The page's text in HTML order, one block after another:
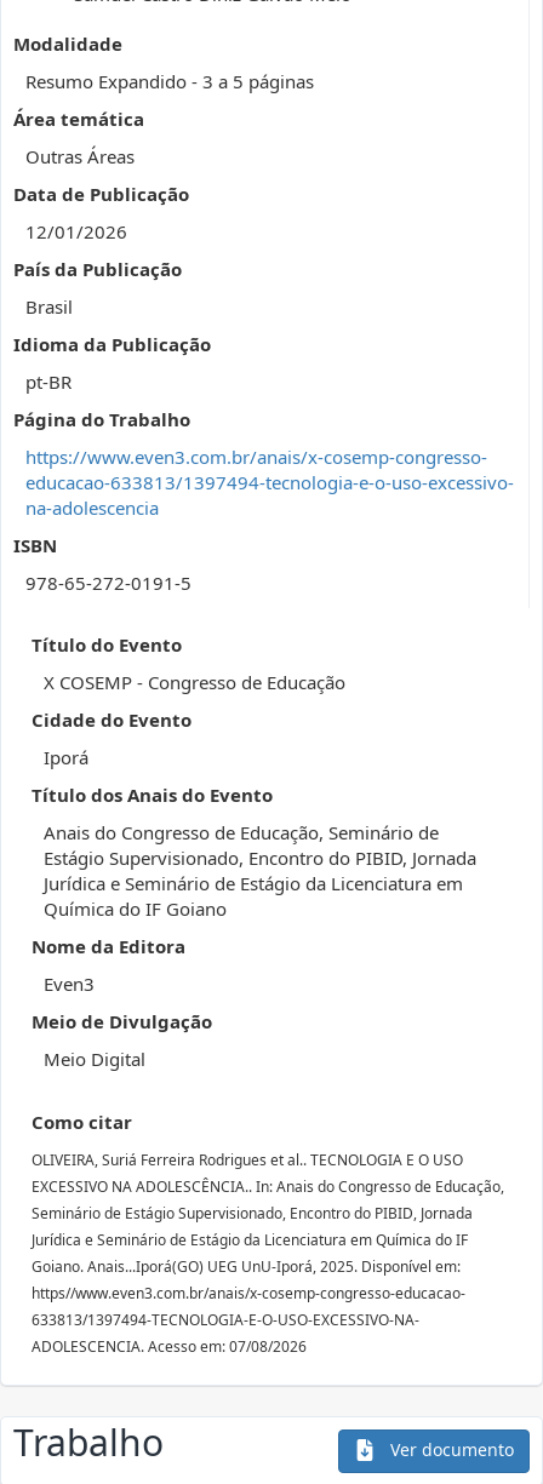
Modalidade
Resumo Expandido - 3 a 5 páginas
Área temática
Outras Áreas
Data de Publicação
12/01/2026
País da Publicação
Brasil
Idioma da Publicação
pt-BR
Página do Trabalho
https://www.even3.com.br/anais/x-cosemp-congresso-
educacao-633813/1397494-tecnologia-e-o-uso-excessivo-
na-adolescencia
ISBN
978-65-272-0191-5
Título do Evento
X COSEMP - Congresso de Educação
Cidade do Evento
Iporá
Título dos Anais do Evento
Anais do Congresso de Educação, Seminário de
Estágio Supervisionado, Encontro do PIBID, Jornada
Jurídica e Seminário de Estágio da Licenciatura em
Química do IF Goiano
Nome da Editora
Even3
Meio de Divulgação
Meio Digital
Como citar
OLIVEIRA, Suriá Ferreira Rodrigues et al.. TECNOLOGIA E O USO
EXCESSIVO NA ADOLESCÊNCIA.. In: Anais do Congresso de Educação,
Seminário de Estágio Supervisionado, Encontro do PIBID, Jornada
Jurídica e Seminário de Estágio da Licenciatura em Química do IF
Goiano. Anais...Iporá(GO) UEG UnU-Iporá, 2025. Disponível em:
https//www.even3.com.br/anais/x-cosemp-congresso-educacao-
633813/1397494-TECNOLOGIA-E-O-USO-EXCESSIVO-NA-
ADOLESCENCIA. Acesso em: 07/08/2026
Trabalho Ver documento